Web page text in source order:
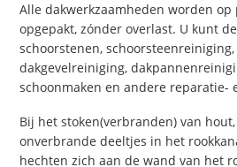
Alle dakwerkzaamheden worden
opgepakt, zónder overlast. U kunt
schoorstenen,
dakgevelreiniging,
schoonmaken en andere reparatie-
Bij het stoken(verbranden) van
onverbrande deeltjes in het
hechten zich aan de wand van het